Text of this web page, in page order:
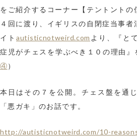
をご紹介するコーナー【テントント
４回に渡り、イギリスの自閉症当事
イトautisticnotweird.com より、『と
症児がチェスを学ぶべき１０の理由
④）
本日はその７を公開。チェス盤を通
「悪ガキ」のお話です。
http://autisticnotweird.com/10-